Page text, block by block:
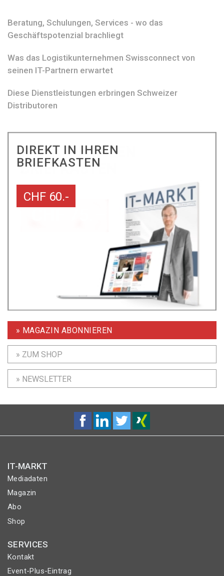
Beratung, Schulungen, Services - wo das
Geschäftspotenzial brachliegt
Was das Logistikunternehmen Swissconnect von
seinen IT-Partnern erwartet
Diese Dienstleistungen erbringen Schweizer
Distributoren
DIREKT IN IHREN
BRIEFKASTEN
CHF 60.-
» MAGAZIN ABONNIEREN
» ZUM SHOP
» NEWSLETTER
IT-MARKT
Mediadaten
Magazin
Abo
Shop
SERVICES
Kontakt
Event-Plus-Eintrag